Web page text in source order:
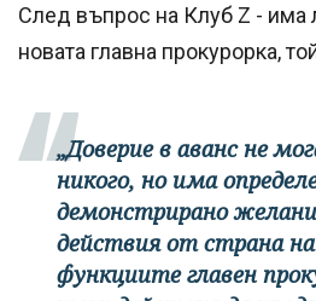
След въпрос на Клуб Z - има
новата главна прокурорка,
„Доверие в аванс не
никого, но има
демонстрирано
действия от страна
функциите главен